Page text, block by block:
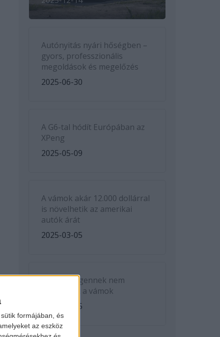
formájában, és
az eszköz
Autónyitás nyári hőségben –
gyors, professzionális
megoldások és megelőzés
2025-06-30
A G6-tal hódít Európában az
XPeng
2025-05-09
A vámok akár 12.000 dollárral
is növelhetik az amerikai
autók árát
2025-03-05
A Volkswagennek nem
kedveznek a vámok
2025-03-05